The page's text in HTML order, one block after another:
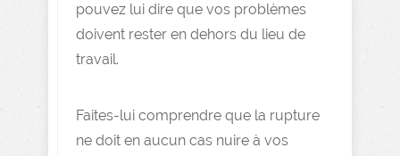
pouvez lui dire que vos problèmes
doivent rester en dehors du lieu de
travail.
Faites-lui comprendre que la rupture
ne doit en aucun cas nuire à vos